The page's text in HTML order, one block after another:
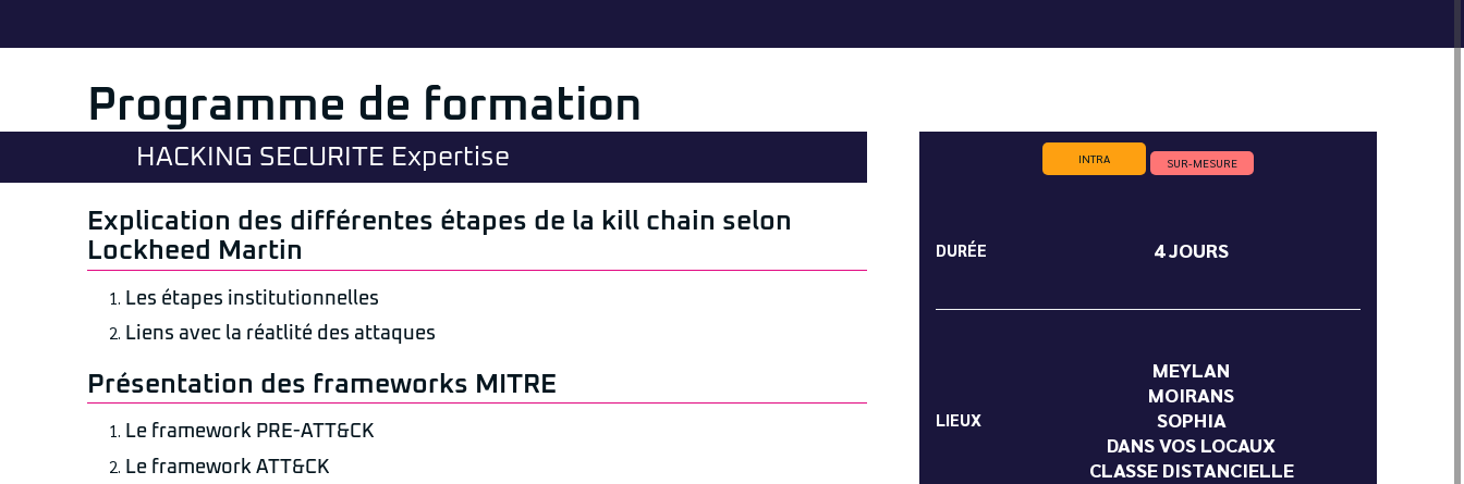
Programme de formation
HACKING SECURITE Expertise
Explication des différentes étapes de la kill chain selon
Lockheed Martin
Les étapes institutionnelles
Liens avec la réatlité des attaques
Présentation des frameworks MITRE
Le framework PRE-ATT&CK
Le framework ATT&CK
INTRA SUR-MESURE
DURÉE 4 JOURS
LIEUX
MEYLAN
MOIRANS
SOPHIA
DANS VOS LOCAUX
CLASSE DISTANCIELLE